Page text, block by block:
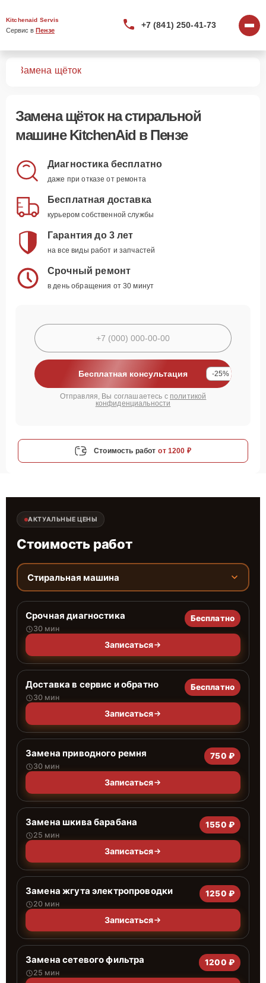
Kitchenaid Servis
Сервис в Пензе
+7 (841) 250-41-73
Замена щёток
Замена щётокна стиральной
машине KitchenAid в Пензе
Диагностика бесплатно
даже при отказе от ремонта
Бесплатная доставка
курьером собственной службы
Гарантия до 3 лет
на все виды работ и запчастей
Срочный ремонт
в день обращения от 30 минут
Бесплатная консультация -25%
Отправляя, Вы соглашаетесь с политикой
конфиденциальности
Стоимость работ от 1200 ₽
АКТУАЛЬНЫЕ ЦЕНЫ
Стоимость работ
Стиральная машина
Срочная диагностика
30 мин
Бесплатно
Записаться
Доставка в сервис и обратно
30 мин
Бесплатно
Записаться
Замена приводного ремня
30 мин
750 ₽
Записаться
Замена шкива барабана
25 мин
1550 ₽
Записаться
Замена жгута электропроводки
20 мин
1250 ₽
Записаться
Замена сетевого фильтра
25 мин
1200 ₽